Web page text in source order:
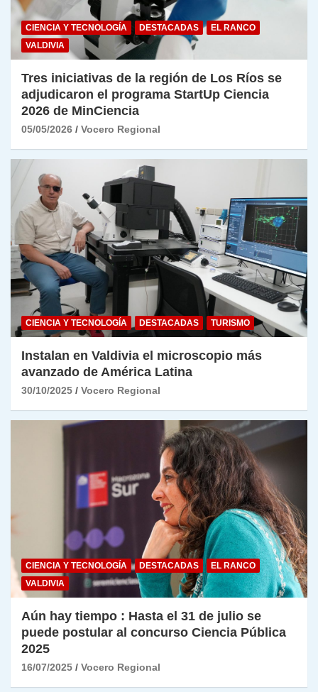
CIENCIA Y TECNOLOGÍA DESTACADAS
EL RANCO
VALDIVIA
Tres iniciativas de la región de Los Ríos se
adjudicaron el programa StartUp Ciencia
2026 de MinCiencia
05/05/2026 Vocero Regional
CIENCIA Y TECNOLOGÍA DESTACADAS TURISMO
Instalan en Valdivia el microscopio más
avanzado de América Latina
30/10/2025 Vocero Regional
CIENCIA Y TECNOLOGÍA DESTACADAS
EL RANCO
VALDIVIA
Aún hay tiempo : Hasta el 31 de julio se
puede postular al concurso Ciencia Pública
2025
16/07/2025 Vocero Regional